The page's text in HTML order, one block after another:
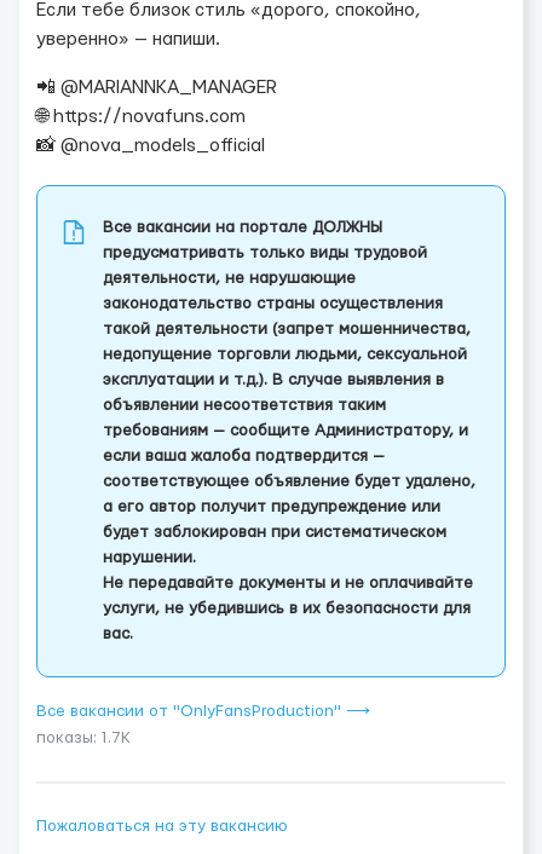
Если тебе близок стиль «дорого, спокойно,
уверенно» — напиши.
📲 @MARIANNKA_MANAGER
🌐 https://novafuns.com
📸 @nova_models_official
Все вакансии на портале ДОЛЖНЫ
предусматривать только виды трудовой
деятельности, не нарушающие
законодательство страны осуществления
такой деятельности (запрет мошенничества,
недопущение торговли людьми, сексуальной
эксплуатации и т.д.). В случае выявления в
объявлении несоответствия таким
требованиям — сообщите Администратору, и
если ваша жалоба подтвердится —
соответствующее объявление будет удалено,
а его автор получит предупреждение или
будет заблокирован при систематическом
нарушении.
Не передавайте документы и не оплачивайте
услуги, не убедившись в их безопасности для
вас.
Все вакансии от "OnlyFansProduction" ⟶
показы: 1.7K
Пожаловаться на эту вакансию